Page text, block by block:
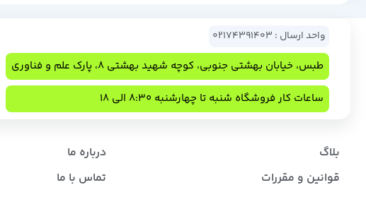
واحد ارسال : 02174391403
طبس، خیابان بهشتی جنوبی، کوچه شهید بهشتی 8، پارک علم و فناوری
ساعات کار فروشگاه شنبه تا چهارشنبه 8:30 الی 18
بلاگ
درباره ما
قوانین و مقررات
تماس با ما